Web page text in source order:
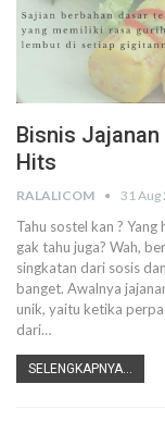
Bisnis Jajanan
Hits
RALALICOM 31 Aug
Tahu sostel kan ?
gak tahu juga? Wah,
singkatan dari sosis
banget. Awalnya
unik, yaitu ketika
dari…
SELENGKAPNYA...